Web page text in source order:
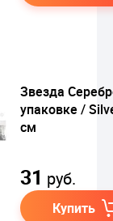
Звезда
упаковке /
см
31 руб.
Купить